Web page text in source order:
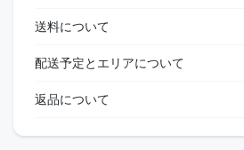
送料について
配送予定とエリアについて
返品について